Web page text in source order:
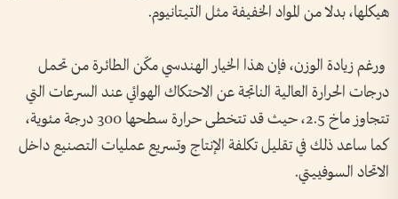
هيكلها، بدلا من المواد الخفيفة مثل التيتانيوم.
ورغم زيادة الوزن، فإن هذا الخيار الهندسي مكّن الطائرة من تحمل
درجات الحرارة العالية الناتجة عن الاحتكاك الهوائي عند السرعات التي
تتجاوز ماخ 2.5، حيث قد تتخطى حرارة سطحها 300 درجة مئوية،
كما ساعد ذلك في تقليل تكلفة الإنتاج وتسريع عمليات التصنيع داخل
الاتحاد السوفييتي.